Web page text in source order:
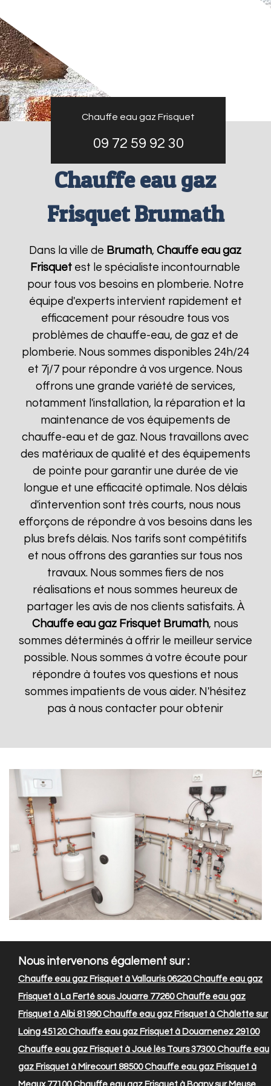
Chauffe eau gaz Frisquet
09 72 59 92 30
Chauffe eau gaz
Frisquet Brumath
Dans la ville de Brumath,Chauffe eau gaz
Frisquet est le spécialiste incontournable
pour tous vos besoins en plomberie. Notre
équipe d'experts intervient rapidement et
efficacement pour résoudre tous vos
problèmes de chauffe-eau, de gaz et de
plomberie. Nous sommes disponibles 24h/24
et 7j/7 pour répondre à vos urgence. Nous
offrons une grande variété de services,
notamment l'installation, la réparation et la
maintenance de vos équipements de
chauffe-eau et de gaz. Nous travaillons avec
des matériaux de qualité et des équipements
de pointe pour garantir une durée de vie
longue et une efficacité optimale. Nos délais
d'intervention sont très courts, nous nous
efforçons de répondre à vos besoins dans les
plus brefs délais. Nos tarifs sont compétitifs
et nous offrons des garanties sur tous nos
travaux. Nous sommes fiers de nos
réalisations et nous sommes heureux de
partager les avis de nos clients satisfaits. À
Chauffe eau gaz Frisquet Brumath, nous
sommes déterminés à offrir le meilleur service
possible. Nous sommes à votre écoute pour
répondre à toutes vos questions et nous
sommes impatients de vous aider. N'hésitez
pas à nous contacter pour obtenir
Nous intervenons également sur :
Chauffe eau gaz Frisquet à Vallauris 06220Chauffe eau gaz
Frisquet à La Ferté sous Jouarre 77260Chauffe eau gaz
Frisquet à Albi 81990Chauffe eau gaz Frisquet à Châlette sur
Loing 45120Chauffe eau gaz Frisquet à Douarnenez 29100
Chauffe eau gaz Frisquet à Joué lès Tours 37300Chauffe eau
gaz Frisquet à Mirecourt 88500Chauffe eau gaz Frisquet à